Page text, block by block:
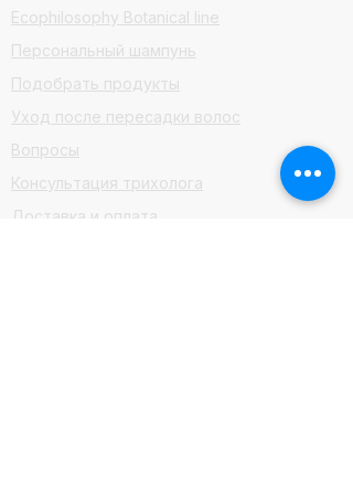
Ecophilosophy Botanical line
Персональный шампунь
Подобрать продукты
Уход после пересадки волос
Вопросы
Консультация трихолога
Доставка и оплата